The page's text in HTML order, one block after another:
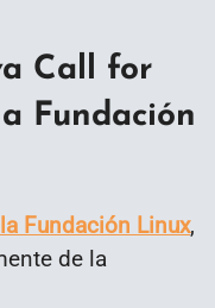
Call for
Fundación
Fundación Linux,
de la